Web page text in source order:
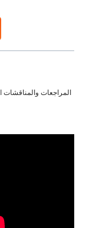
المراجعات والمناقشات